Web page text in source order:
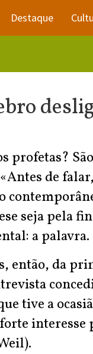
Destaque
profetas?
de
seja pela
a palavra.
então, da
tive a
interesse